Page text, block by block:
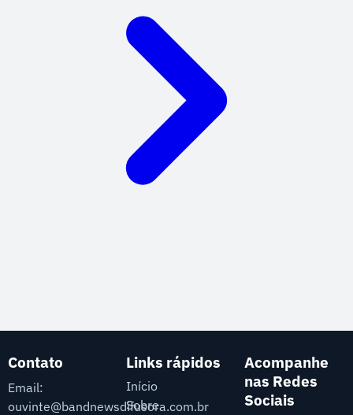
Contato
Email:
ouvinte@bandnewsdifusora.com.br
Links rápidos
Início
Sobre
Acompanhe
nas Redes
Sociais